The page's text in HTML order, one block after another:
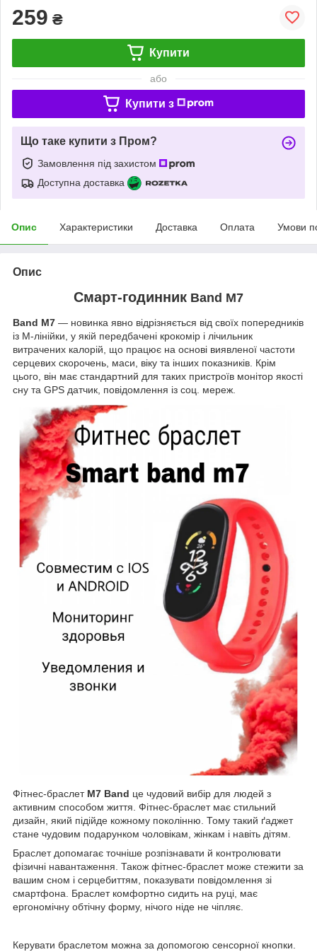
259 ₴
Купити
або
Купити з
Що таке купити з Пром?
Замовлення під захистом
Доступна доставка
Опис Характеристики Доставка Оплата Умови
Опис
Смарт-годинник Band M7
Band M7 — новинка явно відрізняється від своїх попередників
із М-лінійки, у якій передбачені крокомір і лічильник
витрачених калорій, що працює на основі виявленої частоти
серцевих скорочень, маси, віку та інших показників. Крім
цього, він має стандартний для таких пристроїв монітор якості
сну та GPS датчик, повідомлення із соц. мереж.
Фітнес-браслет M7 Band це чудовий вибір для людей з
активним способом життя. Фітнес-браслет має стильний
дизайн, який підійде кожному поколінню. Тому такий ґаджет
стане чудовим подарунком чоловікам, жінкам і навіть дітям.
Браслет допомагає точніше розпізнавати й контролювати
фізичні навантаження. Також фітнес-браслет може стежити за
вашим сном і серцебиттям, показувати повідомлення зі
смартфона. Браслет комфортно сидить на руці, має
ергономічну обтічну форму, нічого ніде не чіпляє.
Керувати браслетом можна за допомогою сенсорної кнопки.